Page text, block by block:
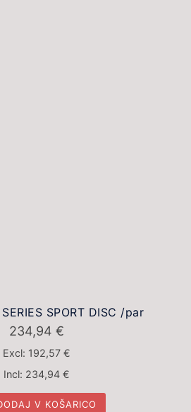
SPORT DISC /par
234,94 €
Excl: 192,57 €
Incl: 234,94 €
V KOŠARICO